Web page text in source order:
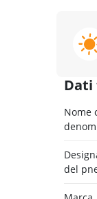
Dati
Nome
del